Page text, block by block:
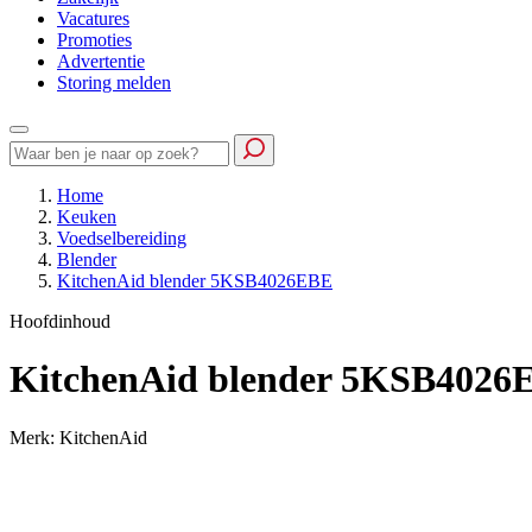
Vacatures
Promoties
Advertentie
Storing melden
Home
Keuken
Voedselbereiding
Blender
KitchenAid blender 5KSB4026EBE
Hoofdinhoud
KitchenAid blender
Merk: KitchenAid